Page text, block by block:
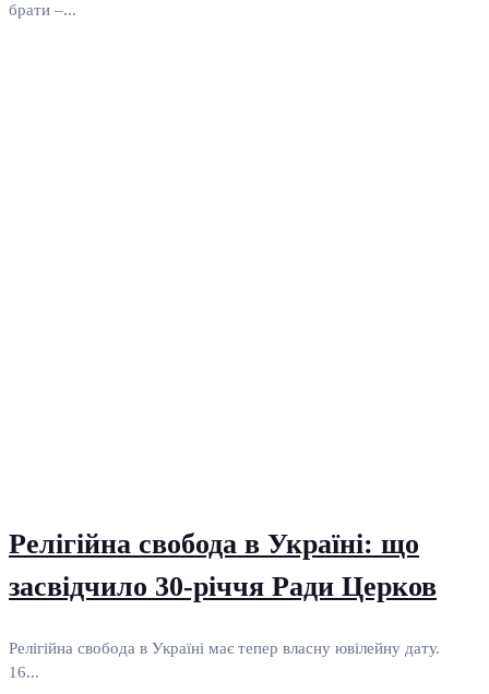
брати –...
Релігійна свобода в Україні: що
засвідчило 30-річчя Ради Церков
Релігійна свобода в Україні має тепер власну ювілейну дату.
16...